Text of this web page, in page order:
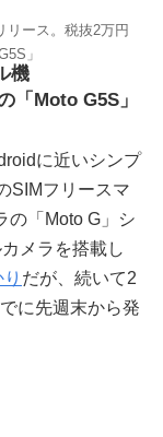
リース。税抜2万円
」
機
「Moto G5S」
に近いシンプ
SIMフリースマ
の「Moto G」シ
メラを搭載し
だが、続いて2
に先週末から発